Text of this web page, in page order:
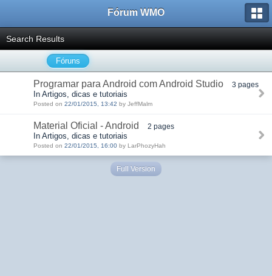
Fórum WMO
Search Results
Fóruns
Programar para Android com Android Studio 3 pages
In Artigos, dicas e tutoriais
Posted on 22/01/2015, 13:42 by JeffMalm
Material Oficial - Android 2 pages
In Artigos, dicas e tutoriais
Posted on 22/01/2015, 16:00 by LarPhozyHah
Full Version